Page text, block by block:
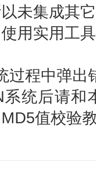
未集成其
用实用工
过程中弹出
后请和
值校验